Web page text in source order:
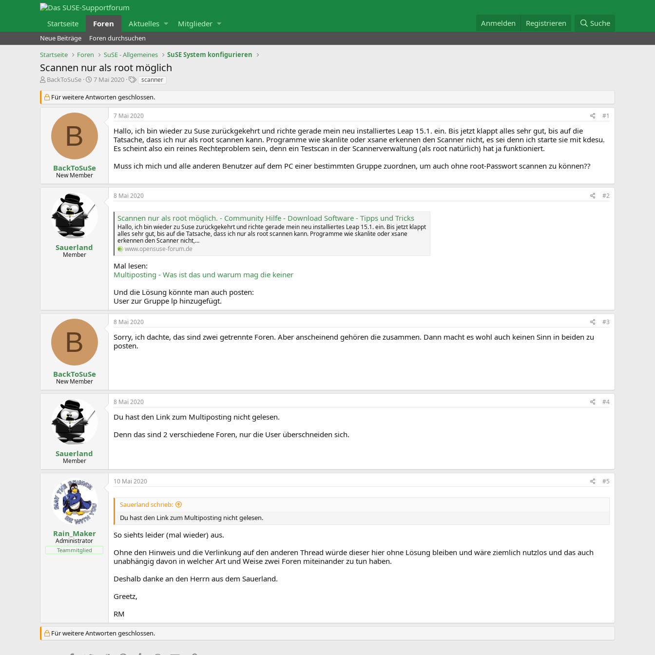
Startseite Foren Aktuelles Mitglieder Anmelden Registrieren Suche
Neue Beiträge
Foren durchsuchen
Startseite
Foren SuSE - Allgemeines SuSE System konfigurieren
Scannen nur als root möglich
E
s
t
BackToSuSe
E
s
t
l
m
7 Mai 2020
S
c
l
a
g
o
r
t
e
scanner
Für weitere Antworten geschlossen.
B
BackToSuSe
New Member
7 Mai 2020 #1
Hallo, ich bin wieder zu Suse zurückgekehrt und richte gerade mein neu installiertes Leap 15.1. ein. Bis jetzt klappt alles sehr gut, bis auf die
Tatsache, dass ich nur als root scannen kann. Programme wie skanlite oder xsane erkennen den Scanner nicht, es sei denn ich starte sie mit kdesu.
Es scheint also ein reines Rechteproblem sein, denn ein Testscan in der Scannerverwaltung (als root natürlich) hat ja funktioniert.
Muss ich mich und alle anderen Benutzer auf dem PC einer bestimmten Gruppe zuordnen, um auch ohne root-Passwort scannen zu können??
Sauerland
Member
8 Mai 2020 #2
Scannen nur als root möglich. - Community Hilfe - Download Software - Tipps und Tricks
Hallo, ich bin wieder zu Suse zurückgekehrt und richte gerade mein neu installiertes Leap 15.1. ein. Bis jetzt klappt
alles sehr gut, bis auf die Tatsache, dass ich nur als root scannen kann. Programme wie skanlite oder xsane
erkennen den Scanner nicht,…
www.opensuse-forum.de
Mal lesen:
Multiposting - Was ist das und warum mag die keiner
Und die Lösung könnte man auch posten:
User zur Gruppe lp hinzugefügt.
B
BackToSuSe
New Member
8 Mai 2020 #3
Sorry, ich dachte, das sind zwei getrennte Foren. Aber anscheinend gehören die zusammen. Dann macht es wohl auch keinen Sinn in beiden zu
posten.
Sauerland
Member
8 Mai 2020 #4
Du hast den Link zum Multiposting nicht gelesen.
Denn das sind 2 verschiedene Foren, nur die User überschneiden sich.
Rain_Maker
Administrator
Teammitglied
10 Mai 2020 #5
Sauerland schrieb:
Du hast den Link zum Multiposting nicht gelesen.
So siehts leider (mal wieder) aus.
Ohne den Hinweis und die Verlinkung auf den anderen Thread würde dieser hier ohne Lösung bleiben und wäre ziemlich nutzlos und das auch
unabhängig davon in welcher Art und Weise zwei Foren miteinander zu tun haben.
Deshalb danke an den Herrn aus dem Sauerland.
Greetz,
RM
Für weitere Antworten geschlossen.